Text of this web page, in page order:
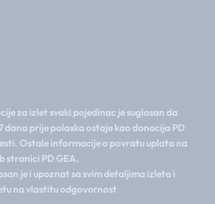
za izlet svaki pojedinac je suglasan da
dana prije polaska ostaje kao donacija PD
Ostale informacije o povratu uplata na
stranici PD GEA.
je i upoznat sa svim detaljima izleta i
na vlastitu odgovornost